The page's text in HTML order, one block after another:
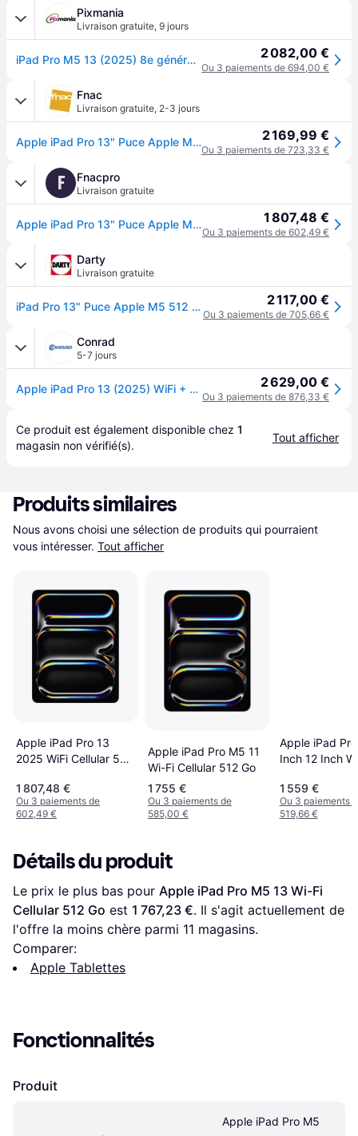
Pixmania
Livraison gratuite, 9 jours
iPad Pro M5 13 (2025) 8e génération 5G, 512 Go - Verre Standard, Argent - Neuf 2 082,00 €
Ou 3 paiements de 694,00 €
Fnac
Livraison gratuite, 2-3 jours
Apple iPad Pro 13" Puce Apple M5 512 Go Argent 5G 8ème génération 2025 2 169,99 €
Ou 3 paiements de 723,33 €
F Fnacpro
Livraison gratuite
Apple iPad Pro 13" Puce Apple M5 512 Go Argent 5G 8ème génération 2025 1 807,48 €
Ou 3 paiements de 602,49 €
Darty
Livraison gratuite
iPad Pro 13" Puce Apple M5 512 Go Argent 5G 8ème génération 2025 2 117,00 €
Ou 3 paiements de 705,66 €
Conrad
5-7 jours
Apple iPad Pro 13 (2025) WiFi + Cellular 512 GB argent 33 cm (13 pouces) Apple M5 120 Hz, Ultra Retina XDR, True Tone, Tandem OLED, Technologie Pro Motion , 2 629,00 €
Ou 3 paiements de 876,33 €
Ce produit est également disponible chez 1
magasin non vérifié(s).
Tout afficher
Produits similaires
Nous avons choisi une sélection de produits qui pourraient
vous intéresser. Tout afficher
Apple iPad Pro 13
2025 WiFi Cellular 512
1 807,48 €
Ou 3 paiements de
602,49 €
Apple iPad Pro M5 11
Wi-Fi Cellular 512 Go
1 755 €
Ou 3 paiements de
585,00 €
Apple iPad
Inch 12 Inch
1 559 €
Ou 3 paiements
519,66 €
Détails du produit
Le prix le plus bas pour Apple iPad Pro M5 13 Wi-Fi
Cellular 512 Go est 1 767,23 €. Il s'agit actuellement de
l'offre la moins chère parmi 11 magasins.
Comparer:
Apple Tablettes
Fonctionnalités
Produit
Apple iPad Pro M5